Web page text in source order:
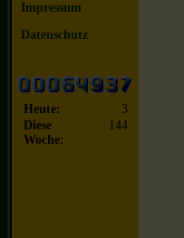
Impressum
Datenschutz
Heute:
3
Diese
Woche:
144